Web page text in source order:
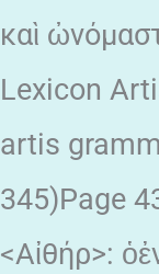
καὶ
Lexicon
artis
345)Page
<Αἰθήρ>: